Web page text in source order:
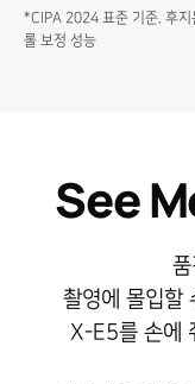
*CIPA 2024 표준 기준. 후
롤 보정 성능
See
촬영에 몰입할
X-E5를 손에